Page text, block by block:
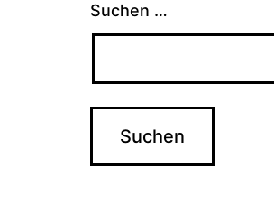
Suchen …